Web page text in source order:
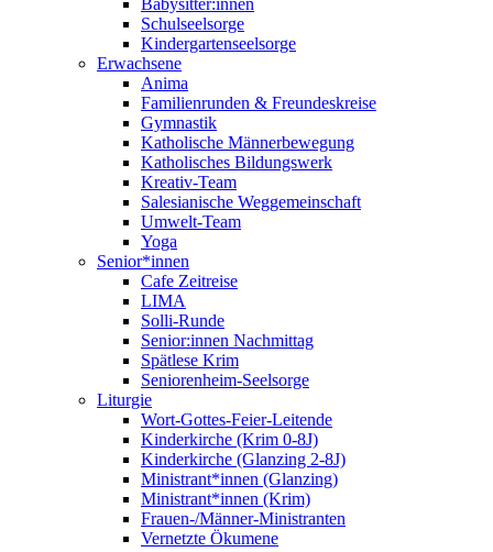
Babysitter:innen
Schulseelsorge
Kindergartenseelsorge
Erwachsene
Anima
Familienrunden & Freundeskreise
Gymnastik
Katholische Männerbewegung
Katholisches Bildungswerk
Kreativ-Team
Salesianische Weggemeinschaft
Umwelt-Team
Yoga
Senior*innen
Cafe Zeitreise
LIMA
Solli-Runde
Senior:innen Nachmittag
Spätlese Krim
Seniorenheim-Seelsorge
Liturgie
Wort-Gottes-Feier-Leitende
Kinderkirche (Krim 0-8J)
Kinderkirche (Glanzing 2-8J)
Ministrant*innen (Glanzing)
Ministrant*innen (Krim)
Frauen-/Männer-Ministranten
Vernetzte Ökumene